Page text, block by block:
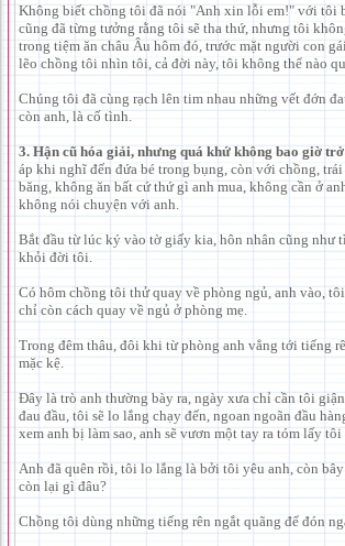
Không biết chồng tôi đã nói "Anh xin lỗi em!" với tôi
cũng đã từng tưởng rằng tôi sẽ tha thứ, nhưng tôi
trong tiệm ăn châu Âu hôm đó, trước mặt người con
lẽo chồng tôi nhìn tôi, cả đời này, tôi không thể nào
Chúng tôi đã cùng rạch lên tim nhau những vết đớn
còn anh, là cố tình.
3. Hận cũ hóa giải, nhưng quá khứ không bao giờ
áp khi nghĩ đến đứa bé trong bụng, còn với chồng,
băng, không ăn bất cứ thứ gì anh mua, không cần ở
không nói chuyện với anh.
Bắt đầu từ lúc ký vào tờ giấy kia, hôn nhân cũng như
khỏi đời tôi.
Có hôm chồng tôi thử quay về phòng ngủ, anh vào,
chỉ còn cách quay về ngủ ở phòng mẹ.
Trong đêm thâu, đôi khi từ phòng anh vẳng tới tiếng
mặc kệ.
Đây là trò anh thường bày ra, ngày xưa chỉ cần tôi
đau đầu, tôi sẽ lo lắng chạy đến, ngoan ngoãn đầu
xem anh bị làm sao, anh sẽ vươn một tay ra tóm lấy tôi
Anh đã quên rồi, tôi lo lắng là bởi tôi yêu anh, còn
còn lại gì đâu?
Chồng tôi dùng những tiếng rên ngắt quãng để đón